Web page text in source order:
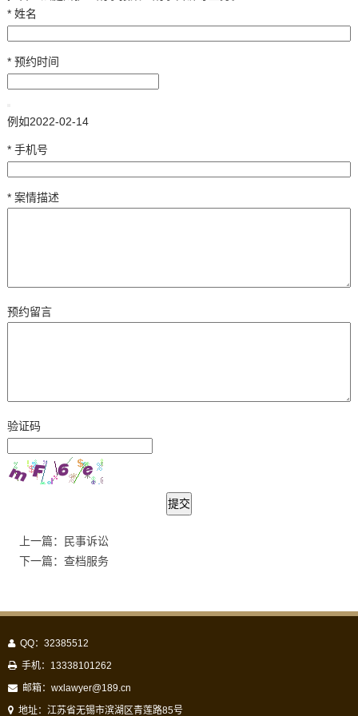
* 姓名
* 预约时间
例如2022-02-14
* 手机号
* 案情描述
预约留言
验证码
提交
上一篇：民事诉讼
下一篇：查档服务
QQ：32385512
手机：13338101262
邮箱： wxlawyer@189.cn
地址：江苏省无锡市滨湖区青莲路85号